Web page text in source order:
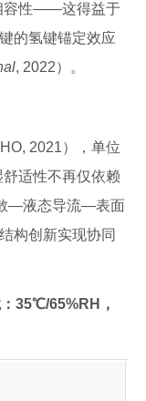
容性——这得益于
的氢键锚定效应
, 2022）。
2021），单位
舒适性不再仅依赖
—液态导流—表面
构创新实现协同
35℃/65%RH，